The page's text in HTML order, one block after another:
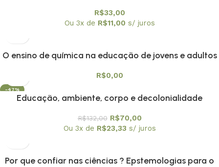
historia e ensino de matamática
R$33,00
Ou 3x de R$11,00 s/ juros
O ensino de química na educação de jovens e adultos
R$0,00
-47%
Educação, ambiente, corpo e decolonialidade
R$132,00 R$70,00
Ou 3x de R$23,33 s/ juros
Por que confiar nas ciências ? Epstemologias para o